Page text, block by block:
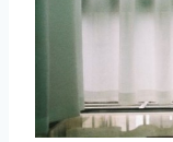
取消